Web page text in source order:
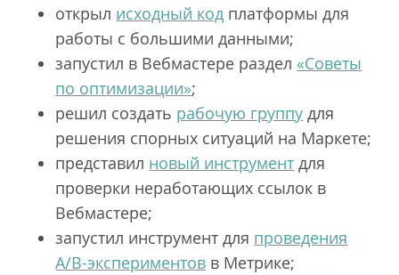
открыл исходный код платформы для
работы с большими данными;
запустил в Вебмастере раздел«Советы
по оптимизации»;
решил создать рабочую группу для
решения спорных ситуаций на Маркете;
представил новый инструмент для
проверки неработающих ссылок в
Вебмастере;
запустил инструмент для проведения
A/B-экспериментов в Метрике;